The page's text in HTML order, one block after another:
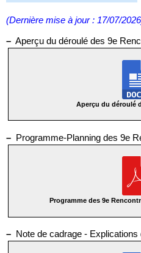
(Dernière mise à jour : 17/07/
– Aperçu du déroulé des 9e
Aperçu du déroulé
– Programme-Planning des 9e
Programme des 9e
– Note de cadrage -